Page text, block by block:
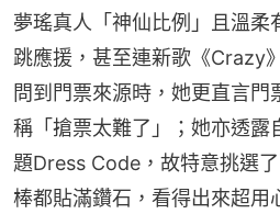
夢瑤真人「神仙比例」且溫柔
跳應援，甚至連新歌《Crazy
問到門票來源時，她更直言門
稱「搶票太難了」；她亦透露
題Dress Code，故特意挑選
棒都貼滿鑽石，看得出來超用